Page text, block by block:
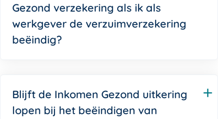
Gezond verzekering als ik als
werkgever de verzuimverzekering
beëindig?
Blijft de Inkomen Gezond uitkering
lopen bij het beëindigen van